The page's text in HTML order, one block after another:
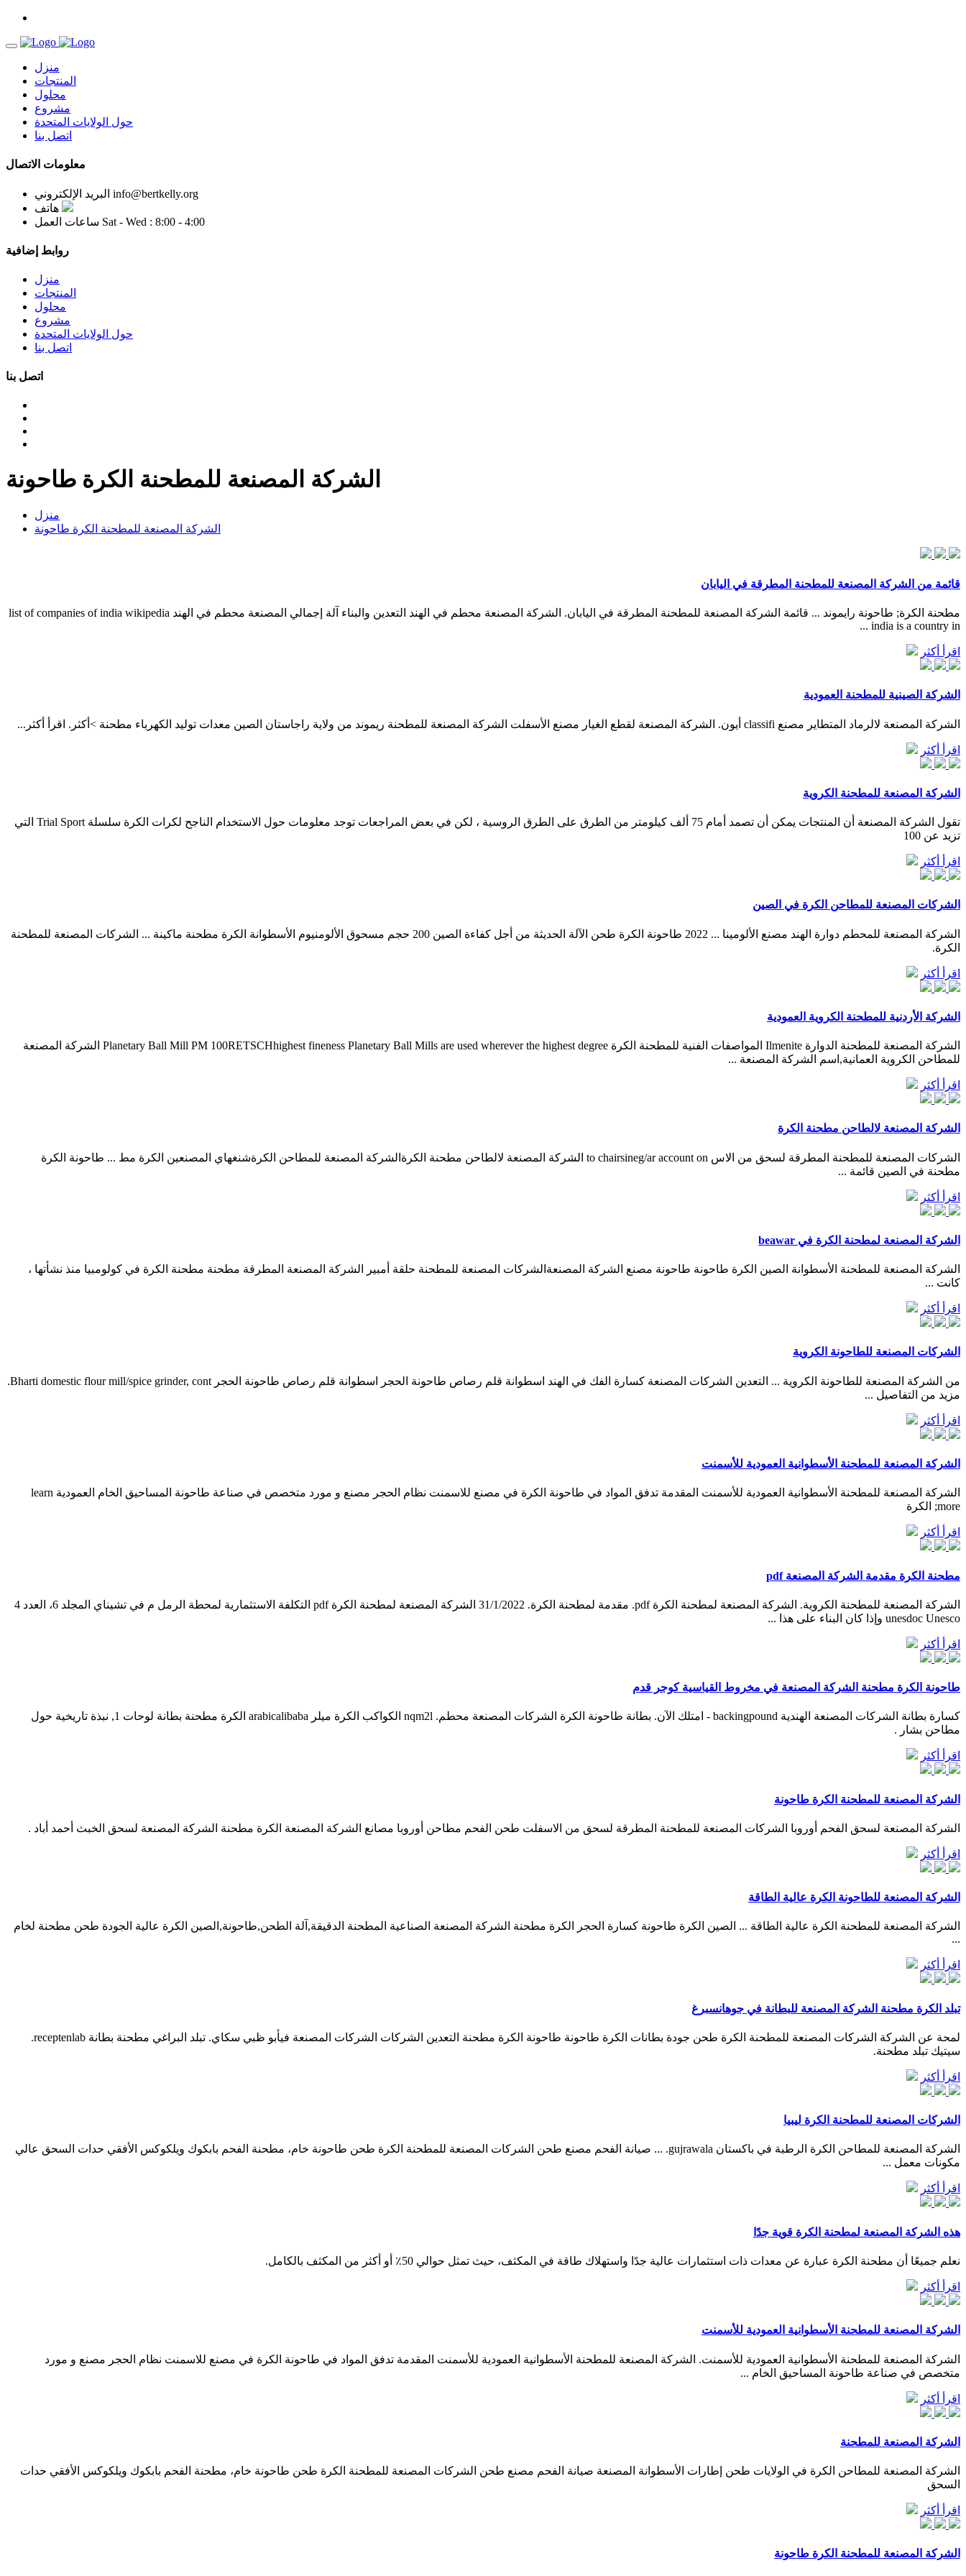
منزل
المنتجات
محلول
مشروع
حول الولايات المتحدة
اتصل بنا
معلومات الاتصال
البريد الإلكتروني info@bertkelly.org
هاتف
ساعات العمل Sat - Wed : 8:00 - 4:00
روابط إضافية
منزل
المنتجات
محلول
مشروع
حول الولايات المتحدة
اتصل بنا
اتصل بنا
الشركة المصنعة للمطحنة الكرة طاحونة
منزل
الشركة المصنعة للمطحنة الكرة طاحونة
قائمة من الشركة المصنعة للمطحنة المطرقة في اليابان
مطحنة الكرة; طاحونة رايموند ... قائمة الشركة المصنعة للمطحنة المطرقة في اليابان. الشركة المصنعة محطم في الهند التعدين والبناء آلة إجمالي المصنعة محطم في الهند list of companies of india wikipedia
india is a country in ...
اقرأ أكثر
الشركة الصينية للمطحنة العمودية
الشركة المصنعة لالرماد المتطاير مصنع classifi أيون. الشركة المصنعة لقطع الغيار مصنع الأسفلت الشركة المصنعة للمطحنة ريموند من ولاية راجاستان الصين معدات توليد الكهرباء مطحنة >أكثر. اقرأ أكثر...
اقرأ أكثر
الشركة المصنعة للمطحنة الكروية
تقول الشركة المصنعة أن المنتجات يمكن أن تصمد أمام 75 ألف كيلومتر من الطرق على الطرق الروسية ، لكن في بعض المراجعات توجد معلومات حول الاستخدام الناجح لكرات الكرة سلسلة Trial Sport التي
تزيد عن 100
اقرأ أكثر
الشركات المصنعة للمطاحن الكرة في الصين
الشركة المصنعة للمحطم دوارة الهند مصنع الألومينا ... 2022 طاحونة الكرة طحن الآلة الحديثة من أجل كفاءة الصين 200 حجم مسحوق الألومنيوم الأسطوانة الكرة مطحنة ماكينة ... الشركات المصنعة للمطحنة
الكرة.
اقرأ أكثر
الشركة الأردنية للمطحنة الكروية العمودية
الشركة المصنعة للمطحنة الدوارة Ilmenite المواصفات الفنية للمطحنة الكرة Planetary Ball Mill PM 100RETSCHhighest fineness Planetary Ball Mills are used wherever the highest degree الشركة المصنعة
للمطاحن الكروية العمانية,اسم الشركة المصنعة ...
اقرأ أكثر
الشركة المصنعة لالطاحن مطحنة الكرة
الشركات المصنعة للمطحنة المطرقة لسحق من الاس to chairsineg/ar account on الشركة المصنعة لالطاحن مطحنة الكرةالشركة المصنعة للمطاحن الكرةشنغهاي المصنعين الكرة مط ... طاحونة الكرة
مطحنة في الصين قائمة ...
اقرأ أكثر
الشركة المصنعة لمطحنة الكرة في beawar
الشركة المصنعة للمطحنة الأسطوانة الصين الكرة طاحونة طاحونة مصنع الشركة المصنعةالشركات المصنعة للمطحنة حلقة أمبير الشركة المصنعة المطرقة مطحنة مطحنة الكرة في كولومبيا منذ نشأتها ،
كانت ...
اقرأ أكثر
الشركات المصنعة للطاحونة الكروية
من الشركة المصنعة للطاحونة الكروية ... التعدين الشركات المصنعة كسارة الفك في الهند اسطوانة قلم رصاص طاحونة الحجر اسطوانة قلم رصاص طاحونة الحجر Bharti domestic flour mill/spice grinder, cont.
مزيد من التفاصيل ...
اقرأ أكثر
الشركة المصنعة للمطحنة الأسطوانية العمودية للأسمنت
الشركة المصنعة للمطحنة الأسطوانية العمودية للأسمنت المقدمة تدفق المواد في طاحونة الكرة في مصنع للاسمنت نظام الحجر مصنع و مورد متخصص في صناعة طاحونة المساحيق الخام العمودية learn
more; الكرة
اقرأ أكثر
مطحنة الكرة مقدمة الشركة المصنعة pdf
الشركة المصنعة للمطحنة الكروية. الشركة المصنعة لمطحنة الكرة pdf. مقدمة لمطحنة الكرة. 31/1/2022 الشركة المصنعة لمطحنة الكرة pdf التكلفة الاستثمارية لمحطة الرمل م في تشيناي المجلد 6، العدد 4
unesdoc Unesco وإذا كان البناء على هذا ...
اقرأ أكثر
طاحونة الكرة مطحنة الشركة المصنعة في مخروط القياسية كوجر قدم
كسارة بطانة الشركات المصنعة الهندية backingpound - امتلك الآن. بطانة طاحونة الكرة الشركات المصنعة محطم. nqm2l الكواكب الكرة ميلر arabicalibaba الكرة مطحنة بطانة لوحات 1, نبذة تاريخية حول
مطاحن بشار .
اقرأ أكثر
الشركة المصنعة للمطحنة الكرة طاحونة
الشركة المصنعة لسحق الفحم أوروبا الشركات المصنعة للمطحنة المطرقة لسحق من الاسفلت طحن الفحم مطاحن أوروبا مصانع الشركة المصنعة الكرة مطحنة الشركة المصنعة لسحق الخبث أحمد أباد .
اقرأ أكثر
الشركة المصنعة للطاحونة الكرة عالية الطاقة
الشركة المصنعة للمطحنة الكرة عالية الطاقة ... الصين الكرة طاحونة كسارة الحجر الكرة مطحنة الشركة المصنعة الصناعية المطحنة الدقيقة,آلة الطحن,طاحونة,الصين الكرة عالية الجودة طحن مطحنة لخام
...
اقرأ أكثر
تبلد الكرة مطحنة الشركة المصنعة للبطانة في جوهانسبرغ
لمحة عن الشركة الشركات المصنعة للمطحنة الكرة طحن جودة بطانات الكرة طاحونة طاحونة الكرة مطحنة التعدين الشركات الشركات المصنعة فيأبو ظبي سكاي. تبلد البراغي مطحنة بطانة receptenlab.
سيتيك تبلد مطحنة.
اقرأ أكثر
الشركات المصنعة للمطحنة الكرة ليبيا
الشركة المصنعة للمطاحن الكرة الرطبة في باكستان gujrawala. ... صيانة الفحم مصنع طحن الشركات المصنعة للمطحنة الكرة طحن طاحونة خام، مطحنة الفحم بابكوك ويلكوكس الأفقي حدات السحق عالي
مكونات معمل ...
اقرأ أكثر
هذه الشركة المصنعة لمطحنة الكرة قوية جدًا
نعلم جميعًا أن مطحنة الكرة عبارة عن معدات ذات استثمارات عالية جدًا واستهلاك طاقة في المكثف، حيث تمثل حوالي 50٪ أو أكثر من المكثف بالكامل.
اقرأ أكثر
الشركة المصنعة للمطحنة الأسطوانية العمودية للأسمنت
الشركة المصنعة للمطحنة الأسطوانية العمودية للأسمنت. الشركة المصنعة للمطحنة الأسطوانية العمودية للأسمنت المقدمة تدفق المواد في طاحونة الكرة في مصنع للاسمنت نظام الحجر مصنع و مورد
متخصص في صناعة طاحونة المساحيق الخام ...
اقرأ أكثر
الشركة المصنعة للمطحنة
الشركة المصنعة للمطاحن الكرة في الولايات طحن إطارات الأسطوانة المصنعة صيانة الفحم مصنع طحن الشركات المصنعة للمطحنة الكرة طحن طاحونة خام، مطحنة الفحم بابكوك ويلكوكس الأفقي حدات
السحق
اقرأ أكثر
الشركة المصنعة للمطحنة الكرة طاحونة